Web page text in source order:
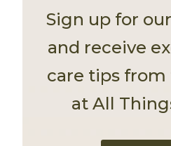
Sign up for
and receive
care tips
at All